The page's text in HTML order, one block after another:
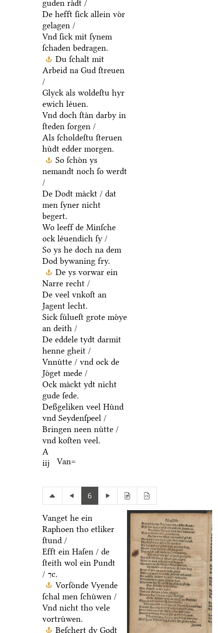
guden raͤdt /
De hefft ſick allein voͤr
gelagen /
Vnd ſick mit ſynem
ſchaden bedragen.
Du ſchalt mit
Arbeid na Gud ſtreuen
/
Glyck als woldeſtu hyr
ewich leͤuen.
Vnd doch ſtaͤn darby in
ſteden ſorgen /
Als ſcholdeſtu ſteruen
huͤdt edder morgen.
So ſchoͤn ys
nemandt noch ſo werdt
/
De Dodt maͤckt / dat
men ſyner nicht
begert.
Wo leeff de Minſche
ock leͤuendich ſy /
So ys he doch na dem
Dod bywaning fry.
De ys vorwar ein
Narre recht /
De veel vnkoſt an
Jagent lecht.
Sick ſuͤlueſt grote moͤye
an deith /
De eddele tydt darmit
henne gheit /
Vnnuͤtte / vnd ock de
Joͤget mede /
Ock maͤckt ydt nicht
gude ſede.
Deßgeliken veel Huͤnd
vnd Seydenſpeel /
Bringen neen nuͤtte /
vnd koſten veel.
A
iij
Van=
6
Vanget he ein
Raphoen tho etliker
ſtund /
Efft ein Haſen / de
ſteith wol ein Pundt
/ ⁊c.
Vorſoͤnde Vyende
ſchal men ſchuͤwen /
Vnd nicht tho vele
vortruͤwen.
Beſchert dy Godt